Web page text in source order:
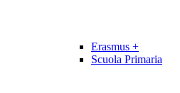
Erasmus +
Scuola Primaria